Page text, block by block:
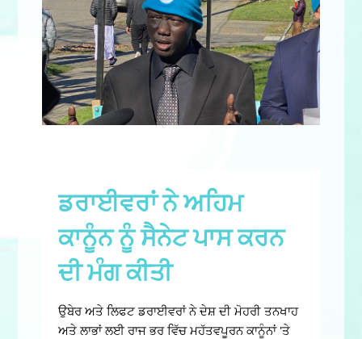
ਡਰਾਈਵਰਾਂ ਨੇ ਅਹਿਮ
ਕਾਨੂੰਨ ਨੂੰ ਸੈਨੇਟ ਪਾਸ ਕਰਨ
ਦੀ ਮੰਗ ਕੀਤੀ
ਉਬੇਰ ਅਤੇ ਲਿਫਟ ਡਰਾਈਵਰਾਂ ਨੇ ਦੇਸ਼ ਦੀ ਮੋਹਰੀ ਤਨਖਾਹ
ਅਤੇ ਲਾਭਾਂ ਲਈ ਰਾਜ ਭਰ ਵਿੱਚ ਮਹੱਤਵਪੂਰਨ ਕਾਨੂੰਨਾਂ 'ਤੇ